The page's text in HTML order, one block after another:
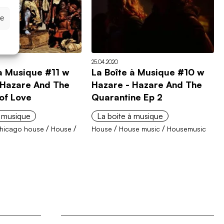
Musique #11 w
And The
Love
house / House /
25.04.2020
La Boîte à Musique #10 w
Hazare - Hazare And The
Quarantine Ep 2
La boite à musique
House / House music / Housemusic